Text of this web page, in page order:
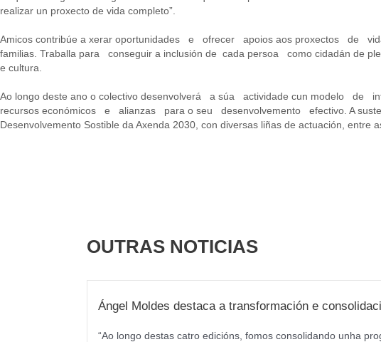
realizar un proxecto de vida completo”.
Amicos contribúe a xerar oportunidades e ofrecer apoios aos proxectos de
familias. Traballa para conseguir a inclusión de cada persoa como cidadán de
e cultura.
Ao longo deste ano o colectivo desenvolverá a súa actividade cun
recursos económicos e alianzas para o seu desenvolvemento efectivo. A
Desenvolvemento Sostible da Axenda 2030, con diversas liñas de actuación, entre
OUTRAS NOTICIAS
Ángel Moldes destaca a transformación e
“Ao longo destas catro edicións, fomos consolidando unha